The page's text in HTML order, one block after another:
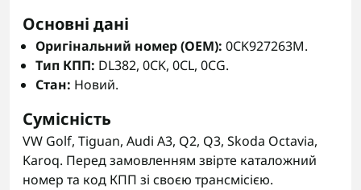
Основні дані
Оригінальний номер (OEM): 0CK927263M.
Тип КПП: DL382, 0CK, 0CL, 0CG.
Стан: Новий.
Сумісність
VW Golf, Tiguan, Audi A3, Q2, Q3, Skoda Octavia,
Karoq. Перед замовленням звірте каталожний
номер та код КПП зі своєю трансмісією.